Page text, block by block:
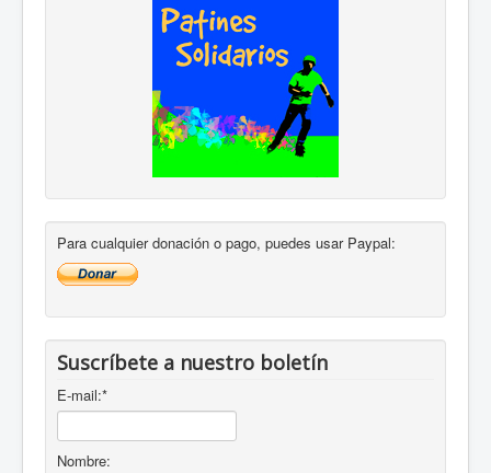
Para cualquier donación o pago, puedes usar Paypal:
Suscríbete a nuestro boletín
E-mail:*
Nombre: